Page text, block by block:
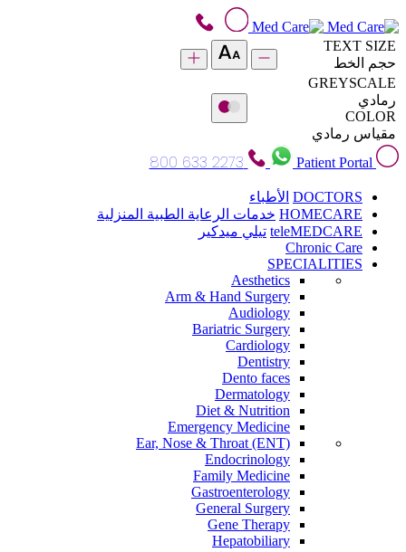
TEXT SIZE
حجم الخط
GREYSCALE
رمادي
COLOR
مقياس رمادي
Patient Portal
800 633 2273
DOCTORS الأطباء
HOMECARE خدمات الرعاية الطبية المنزلية
teleMEDCARE تيلي ميدكير
Chronic Care
SPECIALITIES
Aesthetics
Arm & Hand Surgery
Audiology
Bariatric Surgery
Cardiology
Dentistry
Dento faces
Dermatology
Diet & Nutrition
Emergency Medicine
Ear, Nose & Throat (ENT)
Endocrinology
Family Medicine
Gastroenterology
General Surgery
Gene Therapy
Hepatobiliary